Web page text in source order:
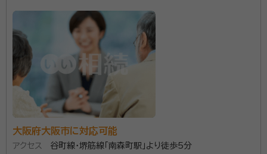
大阪府大阪市に対応可能
アクセス
谷町線・堺筋線「南森町駅」より徒歩5分